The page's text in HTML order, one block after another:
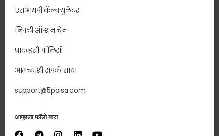
एसआयपी कॅल्क्युलेटर
निफ्टी ऑप्शन चेन
प्रायव्हसी पॉलिसी
आमच्याशी संपर्क साधा
support@5paisa.com
आम्हाला फॉलो करा